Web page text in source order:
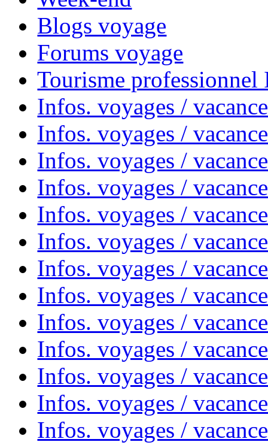
Blogs voyage
Forums voyage
Tourisme
Infos. voyages /
Infos. voyages /
Infos. voyages /
Infos. voyages /
Infos. voyages /
Infos. voyages /
Infos. voyages /
Infos. voyages /
Infos. voyages /
Infos. voyages /
Infos. voyages /
Infos. voyages /
Infos. voyages /